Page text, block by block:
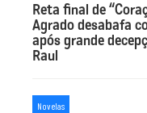
Reta final de
Agrado desabafa
após grande
Raul
Novelas